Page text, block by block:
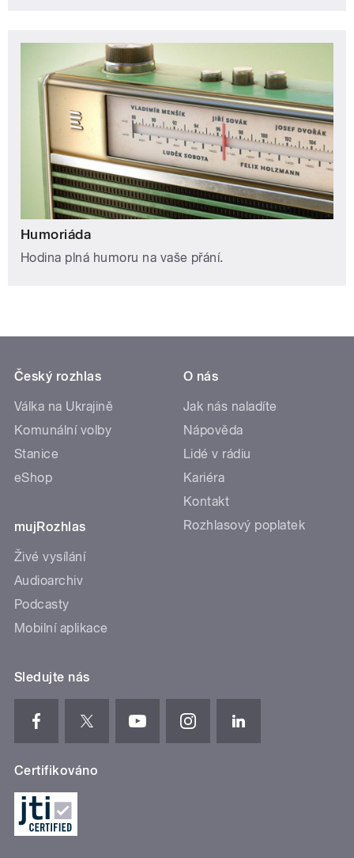
Humoriáda
Hodina plná humoru na vaše přání.
Český rozhlas
Válka na Ukrajině
Komunální volby
Stanice
eShop
mujRozhlas
Živé vysílání
Audioarchiv
Podcasty
Mobilní aplikace
O nás
Jak nás naladíte
Nápověda
Lidé v rádiu
Kariéra
Kontakt
Rozhlasový poplatek
Sledujte nás
Certifikováno